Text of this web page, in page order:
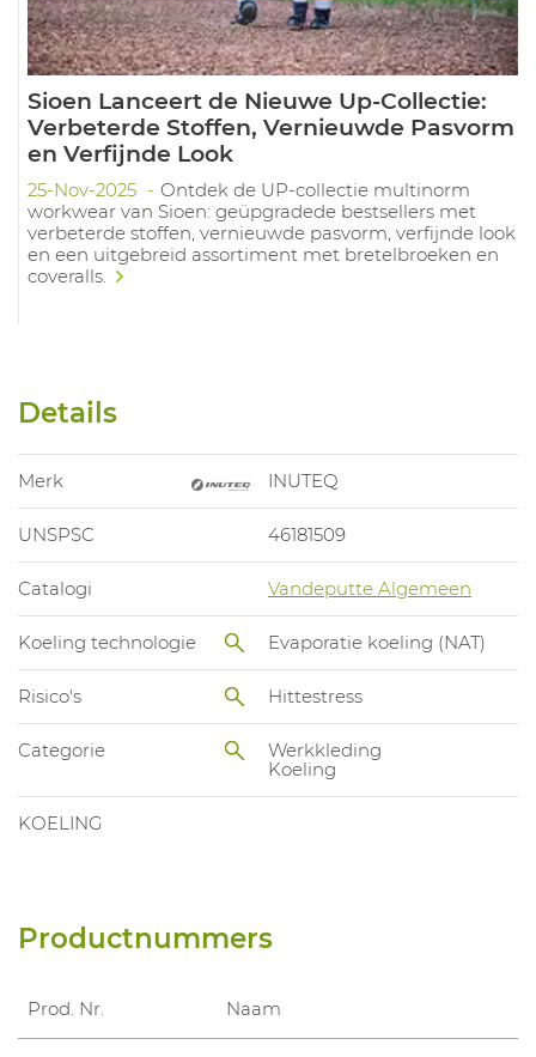
Sioen Lanceert de Nieuwe Up-Collectie:
Verbeterde Stoffen, Vernieuwde Pasvorm
en Verfijnde Look
25-Nov-2025
Ontdek de UP-collectie multinorm
workwear van Sioen: geüpgradede bestsellers met
verbeterde stoffen, vernieuwde pasvorm, verfijnde look
en een uitgebreid assortiment met bretelbroeken en
coveralls.
Details
Merk INUTEQ
UNSPSC 46181509
Catalogi Vandeputte Algemeen
Koeling technologie Evaporatie koeling (NAT)
Risico's Hittestress
Categorie
Werkkleding
Koeling
KOELING
Productnummers
Prod. Nr. Naam